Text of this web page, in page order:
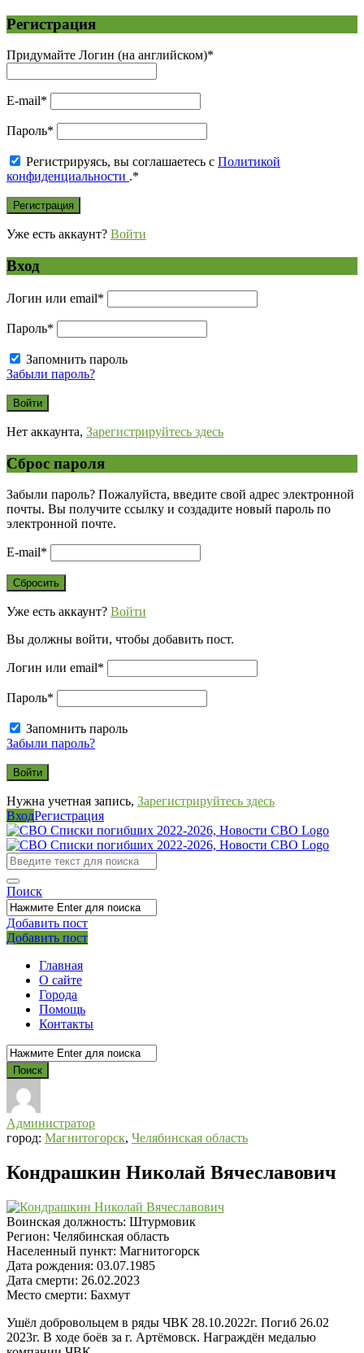
Регистрация
Придумайте Логин (на английском)*
E-mail*
Пароль*
Регистрируясь, вы соглашаетесь с Политикой
конфиденциальности .*
Уже есть аккаунт? Войти
Вход
Логин или email*
Пароль*
Запомнить пароль
Забыли пароль?
Нет аккаунта, Зарегистрируйтесь здесь
Сброс пароля
Забыли пароль? Пожалуйста, введите свой адрес электронной
почты. Вы получите ссылку и создадите новый пароль по
электронной почте.
E-mail*
Уже есть аккаунт? Войти
Вы должны войти, чтобы добавить пост.
Логин или email*
Пароль*
Запомнить пароль
Забыли пароль?
Нужна учетная запись, Зарегистрируйтесь здесь
ВходРегистрация
СВО
Списки
погибших
2022-
2026,
Новости
СВО
Поиск
Добавить пост
Мобильное
меню
Выйти
Добавить пост
Главная
О сайте
Города
Помощь
Контакты
Администратор
город: Магнитогорск, Челябинская область
Кондрашкин Николай Вячеславович
Воинская должность: Штурмовик
Регион: Челябинская область
Населенный пункт: Магнитогорск
Дата рождения: 03.07.1985
Дата смерти: 26.02.2023
Место смерти: Бахмут
Ушёл добровольцем в ряды ЧВК 28.10.2022г. Погиб 26.02
2023г. В ходе боёв за г. Артёмовск. Награждён медалью